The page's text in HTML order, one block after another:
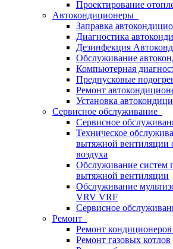
Проектирование
Автокондиционеры
Заправка
Диагностика
Дезинфекция
Обслуживание
Компьютерная
Предпусковые
Ремонт
Установка
Сервисное обслуживание
Сервисное
Техническое
вытяжной вентиляции
воздуха
Обслуживание систем
вытяжной вентиляции
Обслуживание
VRV VRF
Сервисное
Ремонт
Ремонт кондиционеров
Ремонт газовых котлов